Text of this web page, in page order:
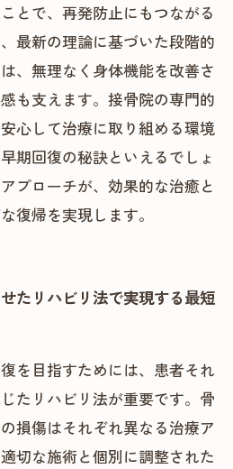
とで、再発防止にもつながる
最新の理論に基づいた段階的
、無理なく身体機能を改善さ
も支えます。接骨院の専門的
心して治療に取り組める環境
期回復の秘訣といえるでしょ
プローチが、効果的な治癒と
復帰を実現します。
たリハビリ法で実現する最短
を目指すためには、患者それ
たリハビリ法が重要です。骨
損傷はそれぞれ異なる治療ア
切な施術と個別に調整された